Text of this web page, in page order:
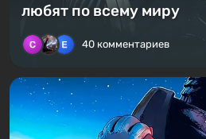
любят по всему миру
40 комментариев